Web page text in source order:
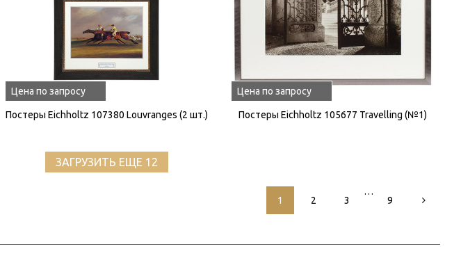
Цена по запросу
Постеры Eichholtz 107380 Louvranges (2 шт.)
Цена по запросу
Постеры Eichholtz 105677 Travelling (№1)
ЗАГРУЗИТЬ ЕЩЕ 12
1 2 3
…
9